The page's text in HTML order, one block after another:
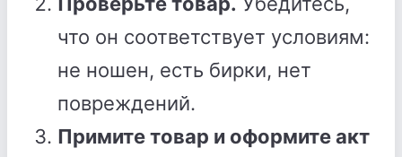
что он соответствует условиям:
не ношен, есть бирки, нет
повреждений.
Примите товар и оформите акт